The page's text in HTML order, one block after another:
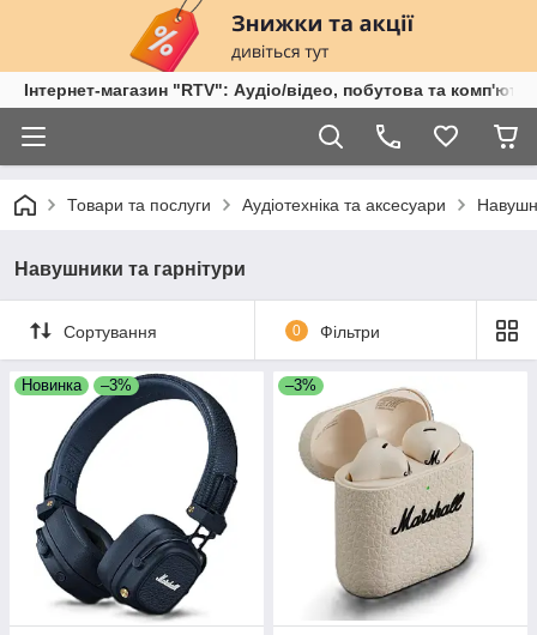
Інтернет-магазин "RTV": Аудіо/відео, побутова та
Товари та послуги Аудіотехніка та аксесуари
Навушники та гарнітури
Сортування 0 Фільтри
Новинка –3% –3%